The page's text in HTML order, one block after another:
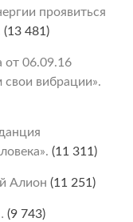
проявиться
(13 481)
от 06.09.16
свои вибрации».
(11 311)
Алион (11 251)
(9 743)